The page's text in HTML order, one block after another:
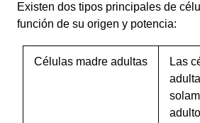
Existen dos tipos principales de
función de su origen y potencia:
Células madre adultas
Las